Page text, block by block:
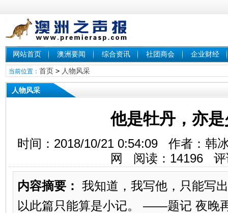
网站首页 澳洲要闻 综合资讯 社团商会 企业财经
当前位置： 首页> 人物风采
人物风采
他是牡丹，亦
时间：2018/10/21 0:54:09 作者：韩
网 阅读： 14196评
内容摘要： 我知道，我写他，只能写
以此篇只能算是小记。 ――题记 夜晚